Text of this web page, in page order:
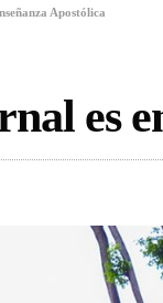
Apostólica
es